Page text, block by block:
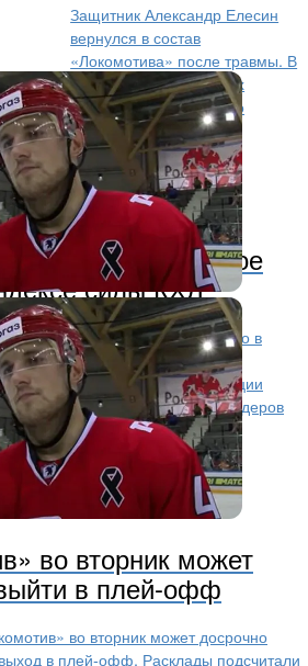
Защитник Александр Елесин
вернулся в состав
«Локомотива» после травмы. В
список травмированных
19 января. Сегодня в матче со
сыграет в паре...
занимает седьмое
силы КХЛ
занимает седьмое место в
который опубликовала
лига. За неделю позиции
не изменились. В тройке лидеров
«Салават...
во вторник может
в плей-офф
во вторник может досрочно
в плей-офф. Расклады подсчитали